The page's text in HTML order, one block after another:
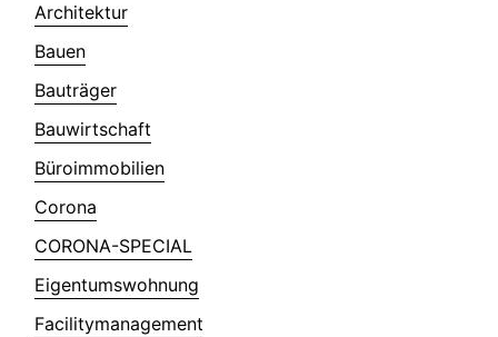
Architektur
Bauen
Bauträger
Bauwirtschaft
Büroimmobilien
Corona
CORONA-SPECIAL
Eigentumswohnung
Facilitymanagement